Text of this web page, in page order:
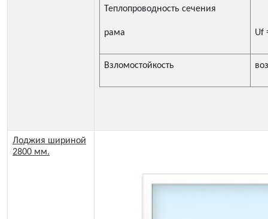
Теплопроводность сечения
рама Uf
Взломостойкость
Лоджия шириной
2800 мм.